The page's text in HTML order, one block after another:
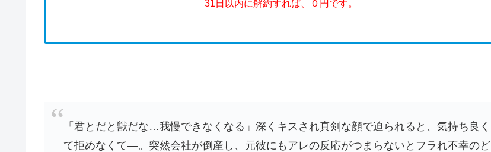
31日以内に解約すれば、０円です。
「君とだと獣だな…我慢できなくなる」深くキスされ真剣な顔で迫られると、気持ち良く
て拒めなくて―。突然会社が倒産し、元彼にもアレの反応がつまらないとフラれ不幸のど